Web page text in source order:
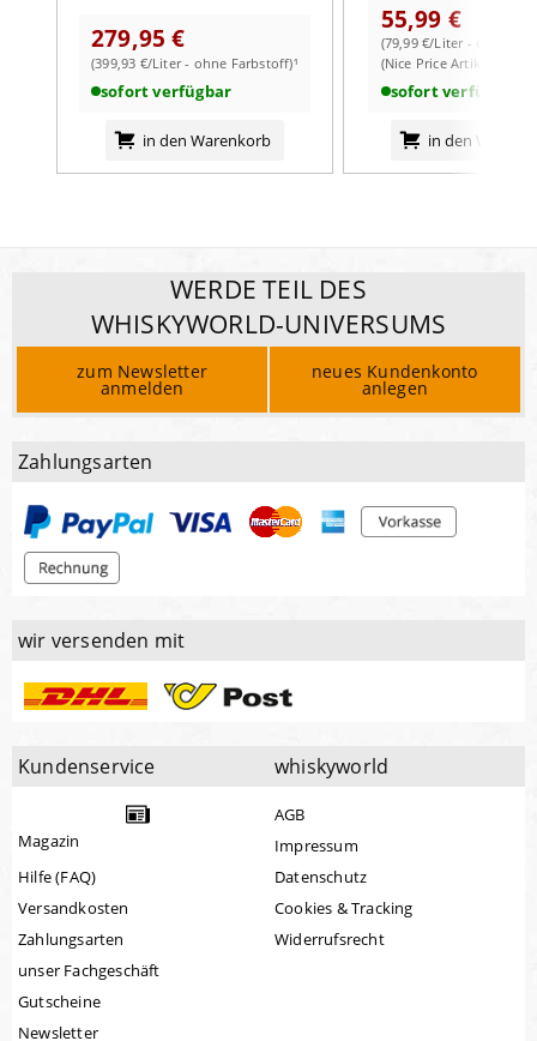
279,95 €
(399,93 €/Liter - ohne Farbstoff)¹
sofort verfügbar
in den Warenkorb
55,99 €
(79,99 €/Liter - ohne
(Nice Price Artikel)
sofort verfügbar
in den
WERDE TEIL DES
WHISKYWORLD-UNIVERSUMS
zum Newsletter
anmelden
neues Kundenkonto
anlegen
Zahlungsarten
wir versenden mit
Kundenservice
Magazin
Hilfe (FAQ)
Versandkosten
Zahlungsarten
unser Fachgeschäft
Gutscheine
Newsletter
whiskyworld
AGB
Impressum
Datenschutz
Cookies & Tracking
Widerrufsrecht